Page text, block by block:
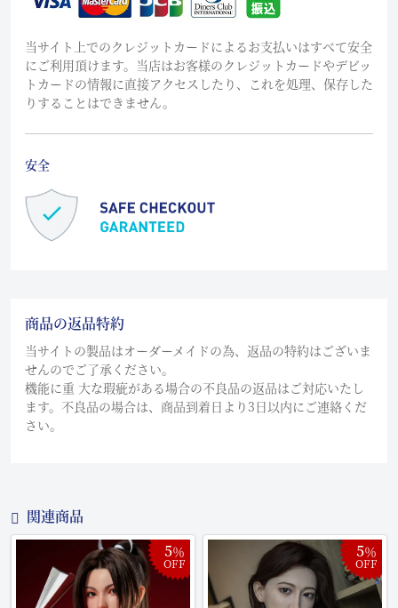
当サイト上でのクレジットカードによるお支払いはすべて安全
にご利用頂けます。当店はお客様のクレジットカードやデビッ
トカードの情報に直接アクセスしたり、これを処理、保存した
りすることはできません。
安全
商品の返品特約
当サイトの製品はオーダーメイドの為、返品の特約はございま
せんのでご了承ください。
機能に重 大な瑕疵がある場合の不良品の返品はご対応いたし
ます。不良品の場合は、商品到着日より3日以内にご連絡くだ
さい。
関連商品
5％
OFF
5％
OFF